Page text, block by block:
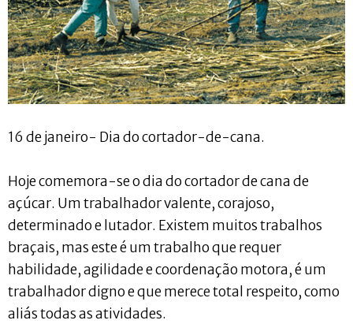
16 de janeiro- Dia do cortador-de-cana.
Hoje comemora-se o dia do cortador de cana de
açúcar. Um trabalhador valente, corajoso,
determinado e lutador. Existem muitos trabalhos
braçais, mas este é um trabalho que requer
habilidade, agilidade e coordenação motora, é um
trabalhador digno e que merece total respeito, como
aliás todas as atividades.